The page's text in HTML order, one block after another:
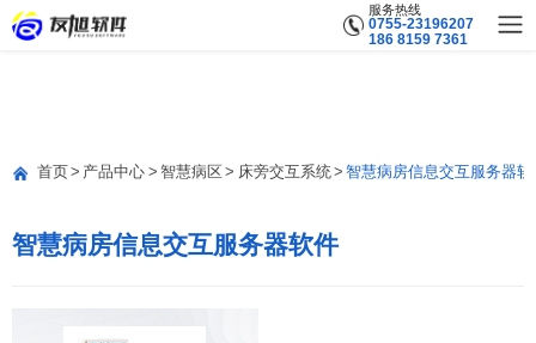
服务热线
0755-23196207
186 8159 7361
首页 产品中心 智慧病区 床旁交互系统 智慧病房信息交互服务器软
智慧病房信息交互服务器软件